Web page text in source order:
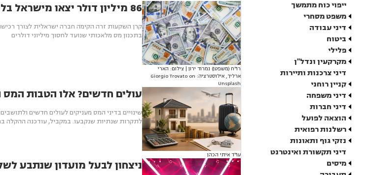
ייפוי כוח מתמשך
משפט מסחרי
דיני עבודה
ביטוח
פלילי
מקרקעין ונדל"ן
דיני צרכנות ותיירות
קניין רוחני
דיני משפחה
דיני חברות
הוצאה לפועל
רשלנות רפואית
נזקי גוף ותאונות
דיני תקשורת ואינטרנט
מיסים
רו"ח (משפטן) נמרוד ירון | צילום: הארי
ארליך, אילוסטרציה: Giorgio Trovato on
Unsplash
86 מיליון דולר יצאו מישראל בלי מס – ביהמ"ש התערב
בתכנון מס מלאכותי שנועד לחסוך מיליוני דולרים
עו"ד איתי הכהן
עולים חדשים? אלו הטבות
שינויים בדיני המס מעניקים לעולים חדשים
לתקרות שנתיות שנקבעו. במקביל, עודכנה ההקלה
ניצחון לבעל מועדון שנתבע לשלם 385 אלף ש'